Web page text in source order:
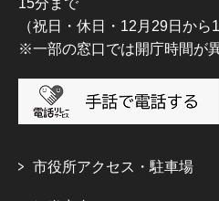
（祝日・休日・12月29日から
※一部の窓口では開庁時間が
市役所アクセス・駐車場